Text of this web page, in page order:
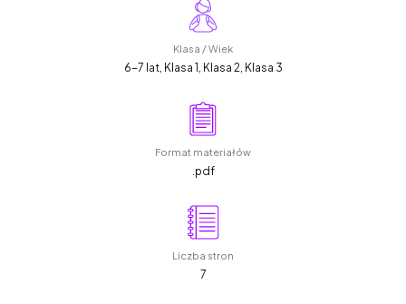
Klasa / Wiek
6-7 lat, Klasa 1, Klasa 2, Klasa 3
Format materiałów
.pdf
Liczba stron
7